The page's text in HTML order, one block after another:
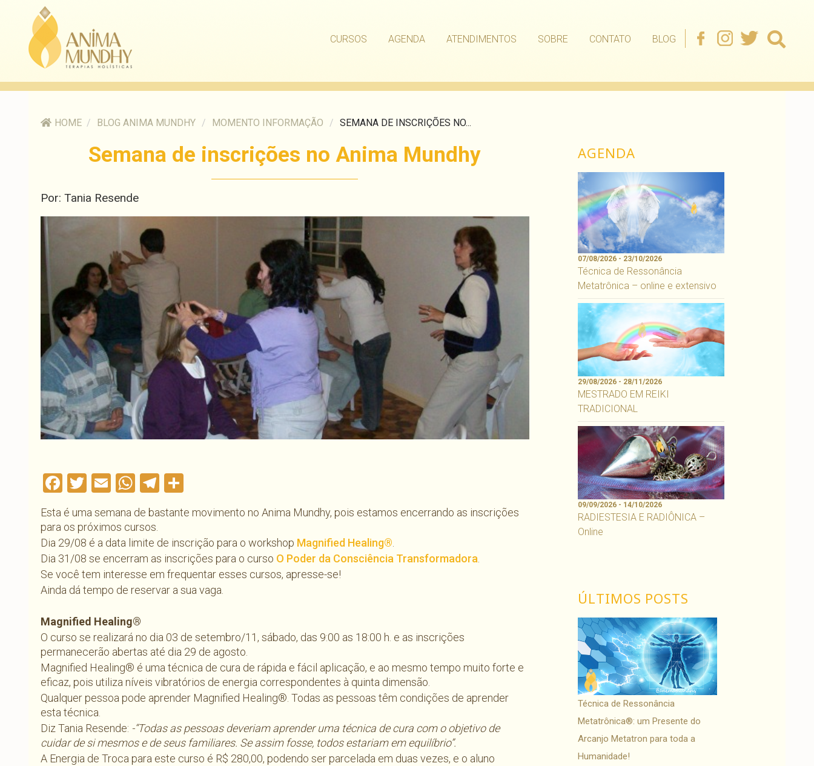
CURSOS AGENDA ATENDIMENTOS SOBRE CONTATO BLOG
HOME / BLOG ANIMA MUNDHY / MOMENTO INFORMAÇÃO / SEMANA DE INSCRIÇÕES NO...
Semana de inscrições no Anima Mundhy
Por: Tania Resende
Facebook
Twitter
EmailWhatsApp
Telegram
Esta é uma semana de bastante movimento no Anima Mundhy, pois estamos encerrando as inscrições
para os próximos cursos.
Dia 29/08 é a data limite de inscrição para o workshop Magnified Healing®
Dia 31/08 se encerram as inscrições para o curso O Poder da Consciência Transformadora
Se você tem interesse em frequentar esses cursos, apresse-se!
Ainda dá tempo de reservar a sua vaga.
Magnified Healing®
O curso se realizará no dia 03 de setembro/11, sábado, das 9:00 as 18:00 h. e as inscrições
permanecerão abertas até dia 29 de agosto.
Magnified Healing® é uma técnica de cura de rápida e fácil aplicação, e ao mesmo tempo muito forte e
eficaz, pois utiliza níveis vibratórios de energia correspondentes à quinta dimensão.
Qualquer pessoa pode aprender Magnified Healing®. Todas as pessoas têm condições de aprender
esta técnica.
Diz Tania Resende: -“Todas as pessoas deveriam aprender uma técnica de cura com o objetivo de
cuidar de si mesmos e de seus familiares. Se assim fosse, todos estariam em equilíbrio”.
A Energia de Troca para este curso é R$ 280,00, podendo ser parcelada em duas vezes, e o aluno
AGENDA
07/08/2026 - 23/10/2026
Técnica de Ressonância
Metatrônica – online e extensivo
29/08/2026 - 28/11/2026
MESTRADO EM REIKI
TRADICIONAL
09/09/2026 - 14/10/2026
RADIESTESIA E RADIÔNICA –
Online
ÚLTIMOS POSTS
Técnica de Ressonância
Metatrônica®: um Presente do
Arcanjo Metatron para toda a
Humanidade!